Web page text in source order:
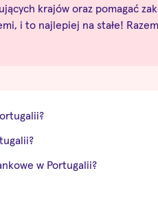
krajów oraz pomagać
i to najlepiej na stałe!
w Portugalii?